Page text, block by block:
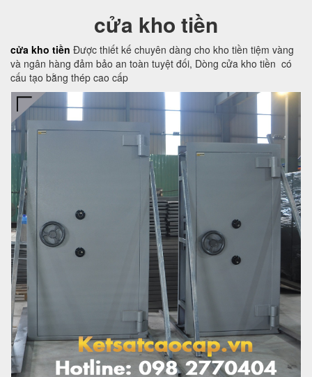
cửa kho tiền
cửa kho tiền Được thiết kế chuyên dàng cho kho tiền tiệm vàng
và ngân hàng đảm bảo an toàn tuyệt đối, Dòng cửa kho tiền có
cấu tạo bằng thép cao cấp